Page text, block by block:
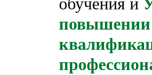
обучения и
повышении